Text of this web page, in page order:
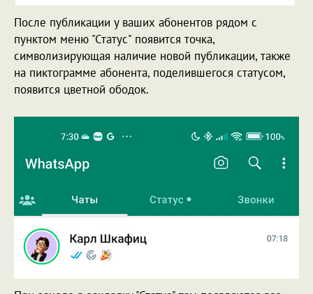
После публикации у ваших абонентов рядом с
пунктом меню "Статус" появится точка,
символизирующая наличие новой публикации, также
на пиктограмме абонента, поделившегося статусом,
появится цветной ободок.